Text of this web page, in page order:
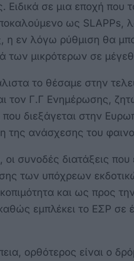
Ειδικά σε μια εποχή που
ως SLAPPs,
η εν λόγω ρύθμιση θα
των μικρότερων σε
το θέσαμε στην
τον Γ.Γ Ενημέρωσης,
διεξάγεται στην
της ανάσχεσης του
οι συνοδές διατάξεις
των υπόχρεων
και ως προς
εμπλέκει το ΕΣΡ σε
ορθότερος είναι ο